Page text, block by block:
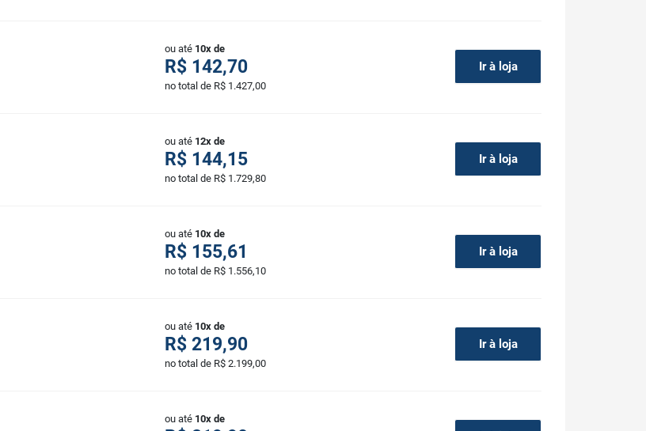
ou até 10x de
R$ 142,70
no total de R$ 1.427,00
Ir à loja
ou até 12x de
R$ 144,15
no total de R$ 1.729,80
Ir à loja
ou até 10x de
R$ 155,61
no total de R$ 1.556,10
Ir à loja
ou até 10x de
R$ 219,90
no total de R$ 2.199,00
Ir à loja
ou até 10x de